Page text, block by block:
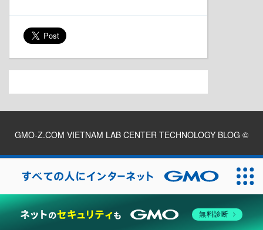
GMO-Z.COM VIETNAM LAB CENTER TECHNOLOGY BLOG ©
2026
無料診断